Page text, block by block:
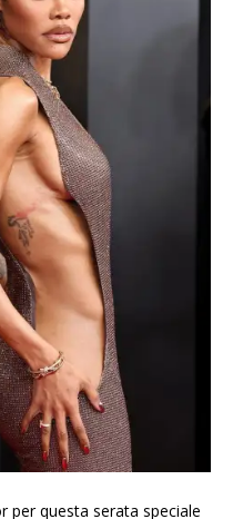
per questa serata speciale